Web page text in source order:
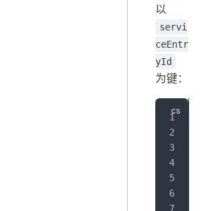
以
servi
ceEntr
yId
为键：